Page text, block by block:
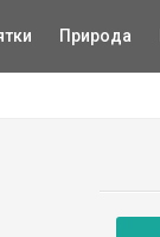
Природа